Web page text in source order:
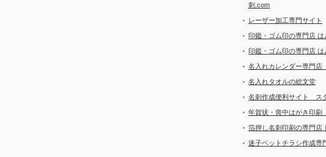
刺.com
レーザー加工専門サイト
印鑑・ゴム印の専門店
印鑑・ゴム印の専門店
名入れカレンダー専門
名入れタオルの総文堂
名刺作成便利サイト ス
年賀状・喪中はがき印
箔押し名刺印刷の専門店
迷子ペットチラシ作成専